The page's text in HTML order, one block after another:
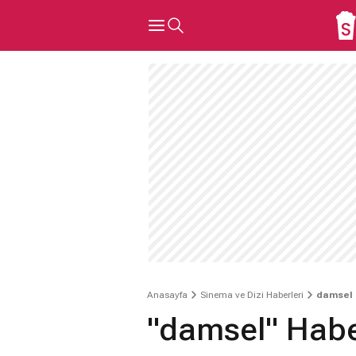
Anasayfa Sinema ve Dizi Haberleri damsel
"damsel"